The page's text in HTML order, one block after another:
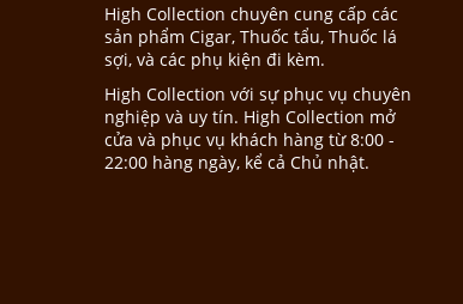
High Collection chuyên cung cấp các
sản phẩm Cigar, Thuốc tẩu, Thuốc lá
sợi, và các phụ kiện đi kèm.
High Collection với sự phục vụ chuyên
nghiệp và uy tín. High Collection mở
cửa và phục vụ khách hàng từ 8:00 -
22:00 hàng ngày, kể cả Chủ nhật.